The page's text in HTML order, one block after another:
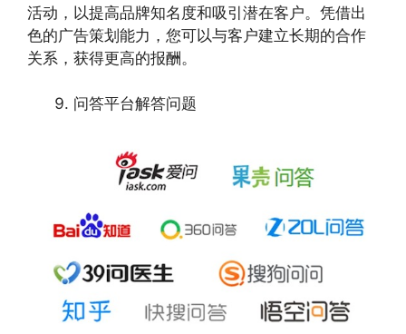
活动，以提高品牌知名度和吸引潜在客户。凭借出
色的广告策划能力，您可以与客户建立长期的合作
关系，获得更高的报酬。
问答平台解答问题